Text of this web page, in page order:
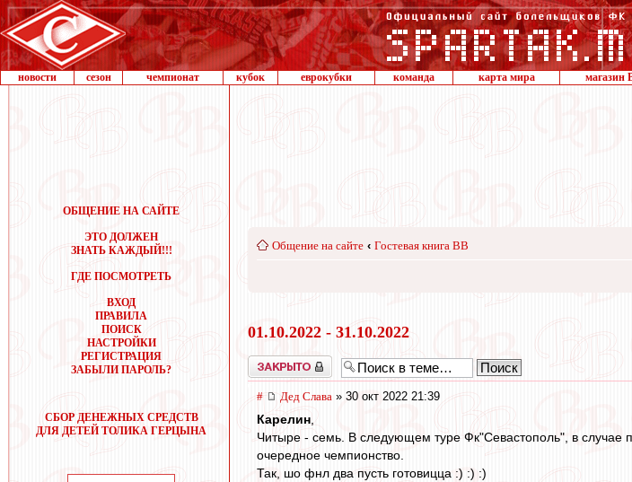
новости сезон чемпионат кубок еврокубки команда карта мира магазин
ОБЩЕНИЕ НА САЙТЕ
ЭТО ДОЛЖЕН
ЗНАТЬ КАЖДЫЙ!!!
ГДЕ ПОСМОТРЕТЬ
ВХОД
ПРАВИЛА
ПОИСК
НАСТРОЙКИ
РЕГИСТРАЦИЯ
ЗАБЫЛИ ПАРОЛЬ?
СБОР ДЕНЕЖНЫХ СРЕДСТВ
ДЛЯ ДЕТЕЙ ТОЛИКА ГЕРЦЫНА
Общение на сайте ‹ Гостевая книга ВВ
01.10.2022 - 31.10.2022
Закрыто
# Дед Слава » 30 окт 2022 21:39
Карелин,
Читыре - семь. В следующем туре Фк"Севастополь", в случае
очередное чемпионство.
Так, шо фнл два пусть готовицца :) :) :)